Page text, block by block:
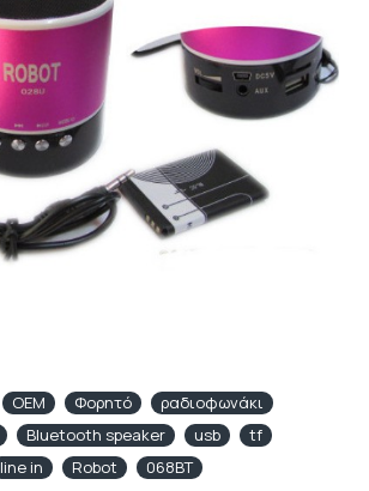
OEM Φορητό
ραδιοφωνάκι
Bluetooth speaker usb
tf
line in
Robot 068BT